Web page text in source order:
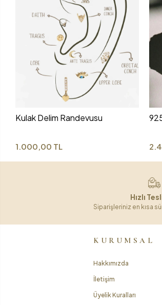
Kulak Delim Randevusu
1.000,00 TL
Hızlı
Siparişleriniz en kısa
KURUMSAL
Hakkımızda
İletişim
Üyelik Kuralları